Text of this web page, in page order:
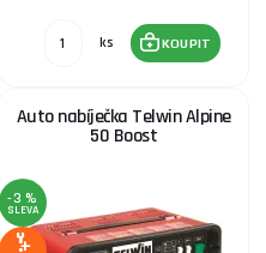
ks KOUPIT
Auto nabíječka Telwin Alpine
50 Boost
-3 %
SLEVA